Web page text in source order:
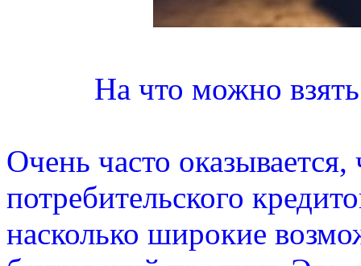
На что можно
Очень часто
потребительского
насколько широкие